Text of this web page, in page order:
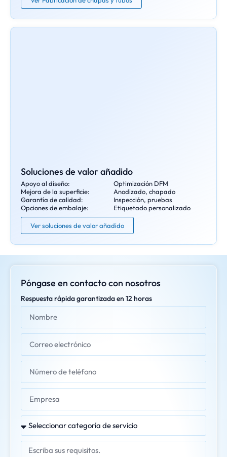
Soluciones de valor añadido
Apoyo al diseño:
Optimización DFM
Mejora de la superficie:
Anodizado, chapado
Garantía de calidad:
Inspección, pruebas
Opciones de embalaje:
Etiquetado personalizado
Ver soluciones de valor añadido
Póngase en contacto con nosotros
Respuesta rápida garantizada en 12 horas